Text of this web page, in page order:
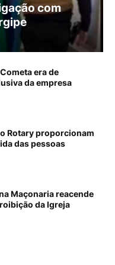
com
era de
da empresa
Rotary proporcionam
das pessoas
Maçonaria reacende
da Igreja